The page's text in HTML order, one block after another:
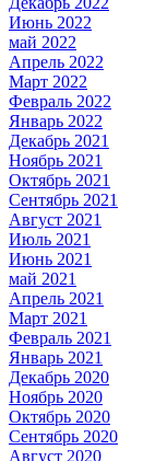
Июнь 2022
май 2022
Апрель 2022
Март 2022
Февраль 2022
Январь 2022
Декабрь 2021
Ноябрь 2021
Октябрь 2021
Сентябрь 2021
Август 2021
Июль 2021
Июнь 2021
май 2021
Апрель 2021
Март 2021
Февраль 2021
Январь 2021
Декабрь 2020
Ноябрь 2020
Октябрь 2020
Сентябрь 2020
Август 2020